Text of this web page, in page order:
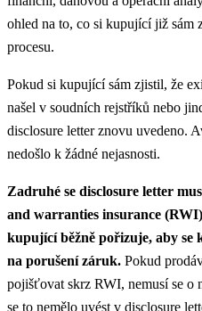
ohled na to, co si kupující již sám
procesu.
Pokud si kupující sám zjistil, že
našel v soudních rejstříků nebo
disclosure letter znovu uvedeno.
nedošlo k žádné nejasnosti.
Zadruhé se disclosure letter
and warranties insurance
kupující běžně pořizuje, aby
na porušení záruk. Pokud
pojišťovat skrz RWI, nemusí se o
se to nemělo uvést v disclosure